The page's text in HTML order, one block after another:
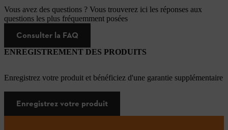
Vous avez des questions ? Vous trouverez ici les réponses aux
questions les plus fréquemment posées
Consulter la FAQ
ENREGISTREMENT DES PRODUITS
Enregistrez votre produit et bénéficiez d'une garantie supplémentaire
Enregistrez votre produit